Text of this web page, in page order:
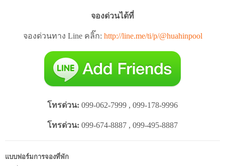
จองด่วนได้ที่
จองด่วนทาง Line คลิ๊ก: http://line.me/ti/p/@huahinpool
โทรด่วน: 099-062-7999 , 099-178-9996
โทรด่วน: 099-674-8887 , 099-495-8887
แบบฟอร์มการจองที่พัก